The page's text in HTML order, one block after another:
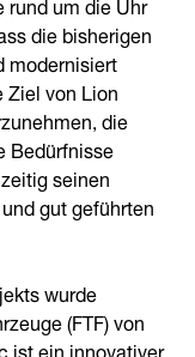
die bisherigen
modernisiert
von Lion
die
Bedürfnisse
seinen
gut geführten
wurde
(FTF) von
ist ein innovativer